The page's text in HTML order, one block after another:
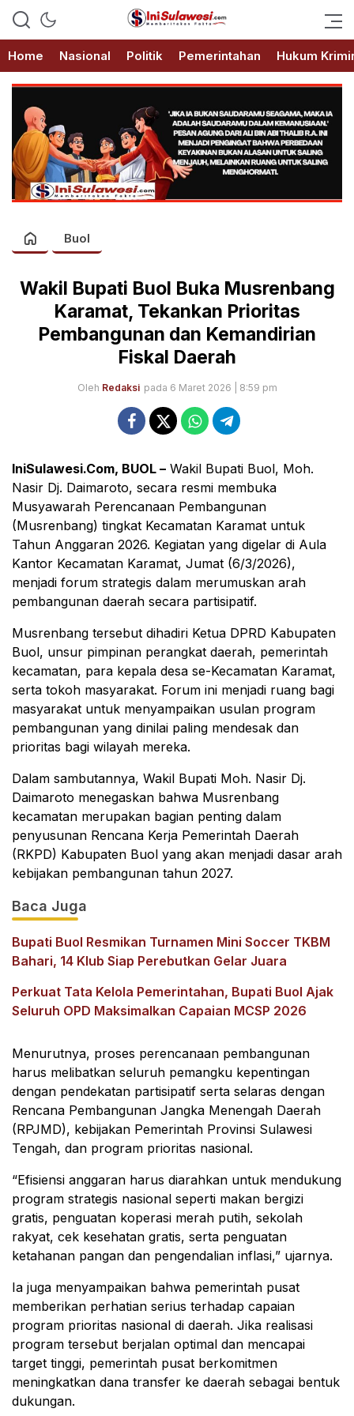
IniSulawesi.com
Memberitakan Fakta
Home
Nasional Politik Pemerintahan Hukum
Buol
Wakil Bupati Buol Buka Musrenbang
Karamat, Tekankan Prioritas
Pembangunan dan Kemandirian
Fiskal Daerah
Oleh Redaksi pada 6 Maret 2026 | 8:59 pm
IniSulawesi.Com, BUOL – Wakil Bupati Buol, Moh.
Nasir Dj. Daimaroto, secara resmi membuka
Musyawarah Perencanaan Pembangunan
(Musrenbang) tingkat Kecamatan Karamat untuk
Tahun Anggaran 2026. Kegiatan yang digelar di Aula
Kantor Kecamatan Karamat, Jumat (6/3/2026),
menjadi forum strategis dalam merumuskan arah
pembangunan daerah secara partisipatif.
Musrenbang tersebut dihadiri Ketua DPRD Kabupaten
Buol, unsur pimpinan perangkat daerah, pemerintah
kecamatan, para kepala desa se-Kecamatan Karamat,
serta tokoh masyarakat. Forum ini menjadi ruang bagi
masyarakat untuk menyampaikan usulan program
pembangunan yang dinilai paling mendesak dan
prioritas bagi wilayah mereka.
Dalam sambutannya, Wakil Bupati Moh. Nasir Dj.
Daimaroto menegaskan bahwa Musrenbang
kecamatan merupakan bagian penting dalam
penyusunan Rencana Kerja Pemerintah Daerah
(RKPD) Kabupaten Buol yang akan menjadi dasar arah
kebijakan pembangunan tahun 2027.
Baca Juga
Bupati Buol Resmikan Turnamen Mini Soccer TKBM
Bahari, 14 Klub Siap Perebutkan Gelar Juara
Perkuat Tata Kelola Pemerintahan, Bupati Buol Ajak
Seluruh OPD Maksimalkan Capaian MCSP 2026
Menurutnya, proses perencanaan pembangunan
harus melibatkan seluruh pemangku kepentingan
dengan pendekatan partisipatif serta selaras dengan
Rencana Pembangunan Jangka Menengah Daerah
(RPJMD), kebijakan Pemerintah Provinsi Sulawesi
Tengah, dan program prioritas nasional.
“Efisiensi anggaran harus diarahkan untuk mendukung
program strategis nasional seperti makan bergizi
gratis, penguatan koperasi merah putih, sekolah
rakyat, cek kesehatan gratis, serta penguatan
ketahanan pangan dan pengendalian inflasi,” ujarnya.
Ia juga menyampaikan bahwa pemerintah pusat
memberikan perhatian serius terhadap capaian
program prioritas nasional di daerah. Jika realisasi
program tersebut berjalan optimal dan mencapai
target tinggi, pemerintah pusat berkomitmen
meningkatkan dana transfer ke daerah sebagai bentuk
dukungan.